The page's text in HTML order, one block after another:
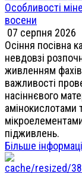
Особливості
восени
07 серпня 2026
Осіння посівна
невдовзі
живленням
важливості
насіннєвого
амінокислотами
підживлень.
Більше